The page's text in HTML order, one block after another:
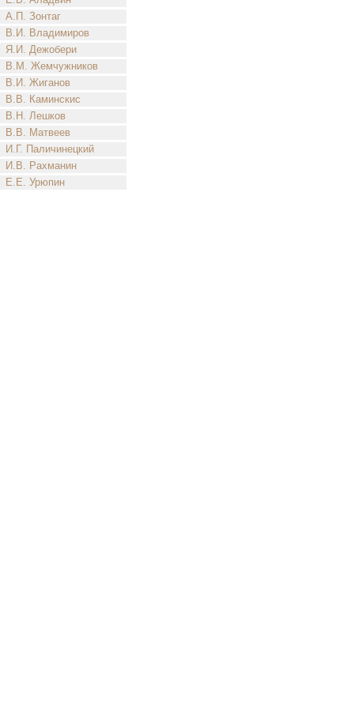
А.П. Зонтаг
В.И. Владимиров
Я.И. Дежобери
В.М. Жемчужников
В.И. Жиганов
В.В. Каминскис
В.Н. Лешков
В.В. Матвеев
И.Г. Паличинецкий
И.В. Рахманин
Е.Е. Урюпин